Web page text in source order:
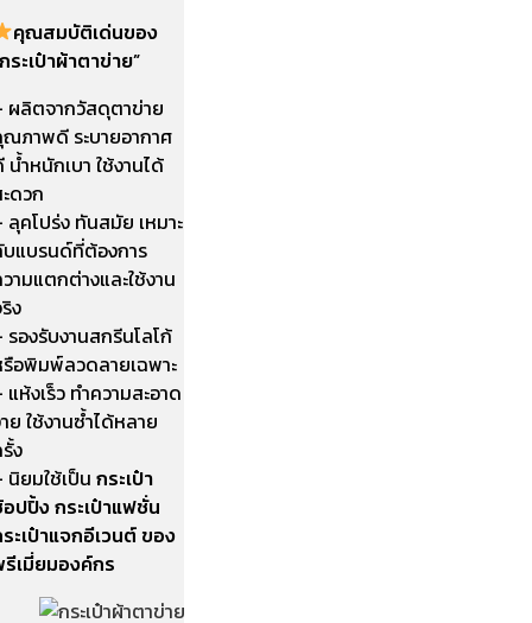
คุณสมบัติเด่นของ
ระเป๋าผ้าตาข่าย”
ผลิตจากวัสดุตาข่าย
ภาพดี ระบายอากาศ
น้ำหนักเบา ใช้งานได้
ดวก
ลุคโปร่ง ทันสมัย เหมาะ
แบรนด์ที่ต้องการ
ามแตกต่างและใช้งาน
ง
รองรับงานสกรีนโลโก้
อพิมพ์ลวดลายเฉพาะ
แห้งเร็ว ทำความสะอาด
ย ใช้งานซ้ำได้หลาย
ง
นิยมใช้เป็น กระเป๋า
ปปิ้ง กระเป๋าแฟชั่น
ะเป๋าแจกอีเวนต์ ของ
เมี่ยมองค์กร